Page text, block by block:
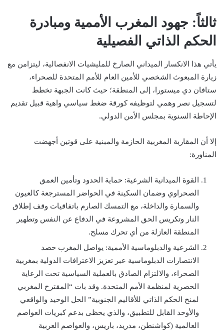
ثالثاً: جهود المغرب الأممية ومبادرة
الحكم الذاتي الفصيلية
يأتي هذا الانكسار الميداني الصارخ للمليشيات الانفصالية، ليتزامن مع
زيارة المبعوث الشخصي للأمين العام للأمم المتحدة للصحراء،
ستافان دي ميستورا، إلى المنطقة؛ حيث كانت الجبهة تخطط
لتسجيل نصر وهمي لتوظيفه كورقة ضغط سياسي واهية قبيل تقديم
الإحاطة السنوية بمجلس الأمن الدولي.
إلا أن المقاربة المغربية الحازمة والمبنية على قوتين أجهضت
المناورة:
القوة الميدانية الشرعية: حماية الحدود وتأمين العمق
الصحراوي وضمان السكينة في الحواضر المسترجعة كالعيون
والسمارة والداخلة، مع التمسك الصارم باتفاقيات وقف إطلاق
النار وتكريس الحق المشروعة في الدفاع عن النفس وتطهير
المنطقة العازلة من أي تحرك مسلح.
الشرعية والدبلوماسية الأممية: يواصل المغرب حصد
الانتصارات الدبلوماسية عبر تعزيز الاعترافات الدولية بمغربية
الصحراء، والالتزام الصادق بالعملية السياسية تحت الرعاية
الحصرية لمنظمة الأمم المتحدة. وقد بات “المقترح المغربي
لمنح الحكم الذاتي للأقاليم الجنوبية” الحل الوحيد والواقعي
والأوحد القابل للتطبيق، والذي يحظى بدعم كبريات العواصم
العالمية (كواشنطن، مدريد، باريس، والعواصم العربية